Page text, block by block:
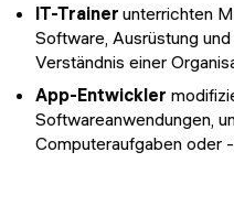
IT-Trainer unterrichten
Software, Ausrüstung
Verständnis einer
App-Entwickler
Softwareanwendungen,
Computeraufgaben oder